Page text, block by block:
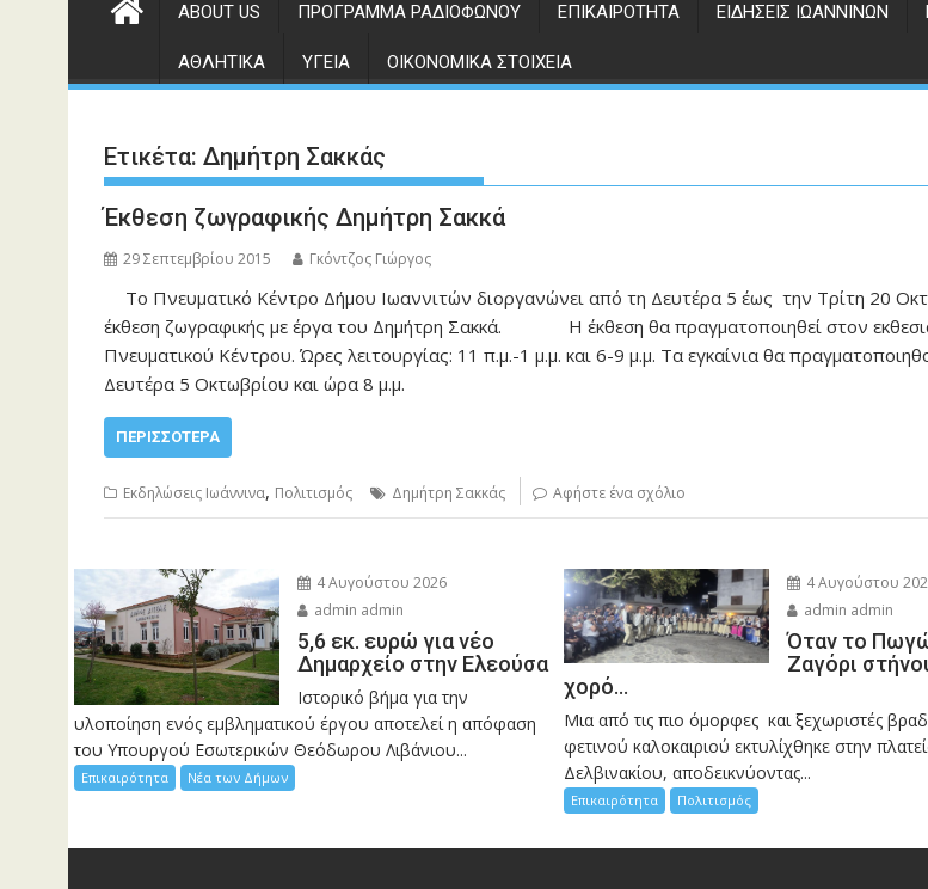
ABOUT US ΠΡΌΓΡΑΜΜΑ ΡΑΔΙΟΦΏΝΟΥ ΕΠΙΚΑΙΡΌΤΗΤΑ ΕΙΔΉΣΕΙΣ ΙΩΑΝΝΊΝΩΝ
ΑΘΛΗΤΙΚΆ ΥΓΕΊΑ ΟΙΚΟΝΟΜΙΚΆ ΣΤΟΙΧΕΊΑ
Ετικέτα: Δημήτρη Σακκάς
Έκθεση ζωγραφικής Δημήτρη Σακκά
29 Σεπτεμβρίου 2015 Γκόντζος Γιώργος
Το Πνευματικό Κέντρο Δήμου Ιωαννιτών διοργανώνει από τη Δευτέρα 5 έως την Τρίτη 20
έκθεση ζωγραφικής με έργα του Δημήτρη Σακκά. Η έκθεση θα πραγματοποιηθεί στον
Πνευματικού Κέντρου. Ώρες λειτουργίας: 11 π.μ.-1 μ.μ. και 6-9 μ.μ. Τα εγκαίνια θα
Δευτέρα 5 Οκτωβρίου και ώρα 8 μ.μ.
ΠΕΡΙΣΣΌΤΕΡΑ
Εκδηλώσεις Ιωάννινα, Πολιτισμός Δημήτρη Σακκάς Αφήστε ένα σχόλιο
4 Αυγούστου 2026
admin admin
5,6 εκ. ευρώ για νέο
Δημαρχείο στην Ελεούσα
Ιστορικό βήμα για την
υλοποίηση ενός εμβληματικού έργου αποτελεί η απόφαση
του Υπουργού Εσωτερικών Θεόδωρου Λιβάνιου...
Επικαιρότητα Νέα των Δήμων
4 Αυγούστου
admin admin
Όταν το
Ζαγόρι
χορό…
Μια από τις πιο όμορφες και ξεχωριστές
φετινού καλοκαιριού εκτυλίχθηκε στην
Δελβινακίου, αποδεικνύοντας...
Επικαιρότητα Πολιτισμός